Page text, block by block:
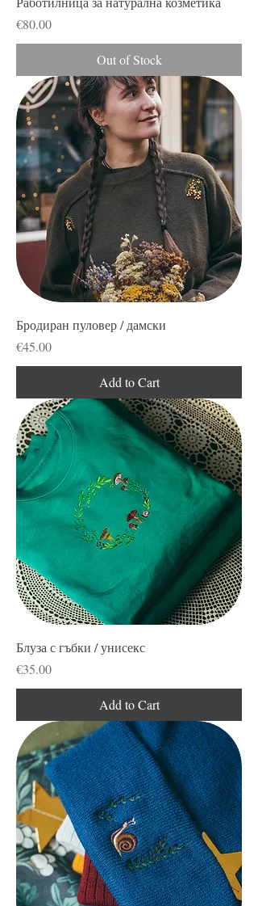
Price
€80.00
Out of Stock
Бродиран пуловер / дамски
Price
€45.00
Add to Cart
Блуза с гъбки / унисекс
Price
€35.00
Add to Cart